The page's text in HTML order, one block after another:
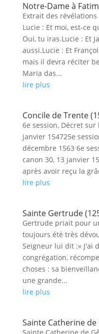
Notre-Dame à
Extrait des
Lucie : Et moi, est-ce
Oui, tu iras.Lucie : Et
aussi.Lucie : Et
mais il devra réciter
Maria das...
lire plus
Concile de Trente
6e session, Décret
janvier 154725e
décembre 1563 6e
canon 30, 13 janvier
après avoir reçu la
lire plus
Sainte Gertrude
Gertrude priait pour
toujours été très
Seigneur lui dit :« J'ai
congrégation,
choses : sa
une grande...
lire plus
Sainte Catherine de